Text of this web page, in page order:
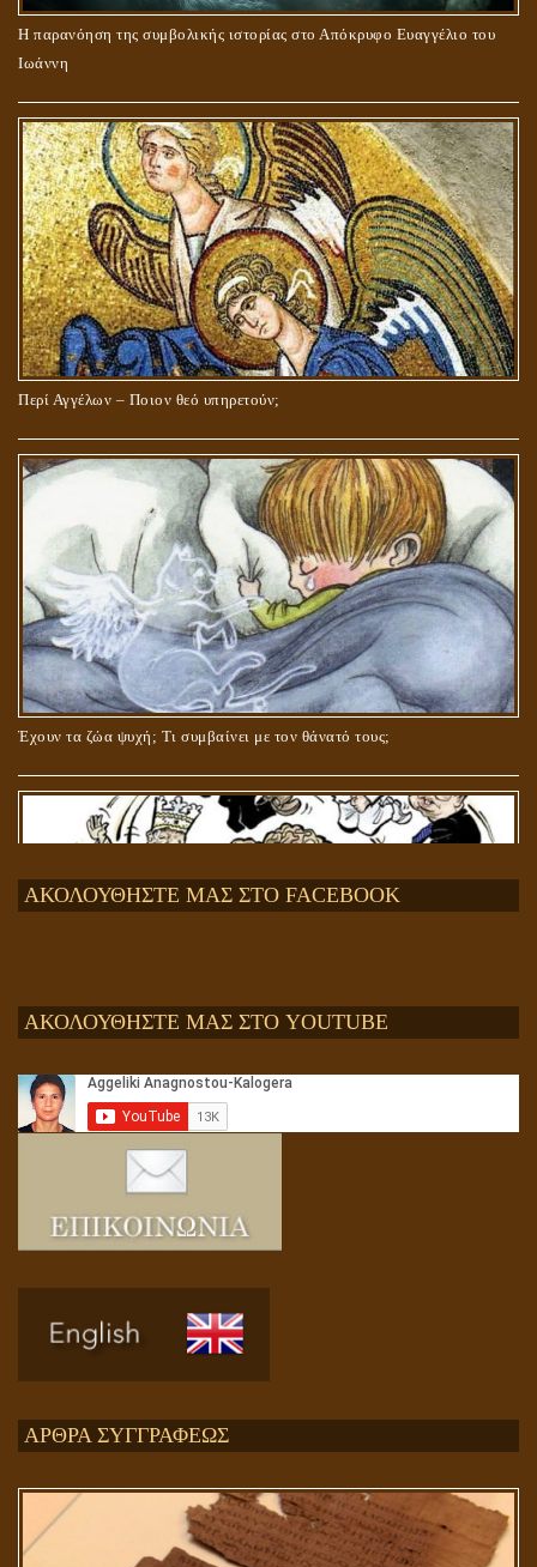
ΑΡΘΡΑ ΣΥΓΓΡΑΦΕΩΣ
Η παρανόηση της συμβολικής ιστορίας στο Απόκρυφο Ευαγγέλιο του
Ιωάννη
Περί Αγγέλων – Ποιον θεό υπηρετούν;
Έχουν τα ζώα ψυχή; Τι συμβαίνει με τον θάνατό τους;
Αληθής και επίπλαστη πνευματικότητα
ΑΚΟΛΟΥΘΗΣΤΕ ΜΑΣ ΣΤΟ FACEBOOK
ΑΚΟΛΟΥΘΗΣΤΕ ΜΑΣ ΣΤΟ YOUTUBE